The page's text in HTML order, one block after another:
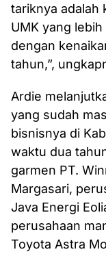
tariknya adalah
UMK yang
dengan
tahun,”,
Ardie
yang sudah
bisnisnya di
waktu dua
garmen PT.
Margasari,
Java Energi
perusahaan
Toyota Astra